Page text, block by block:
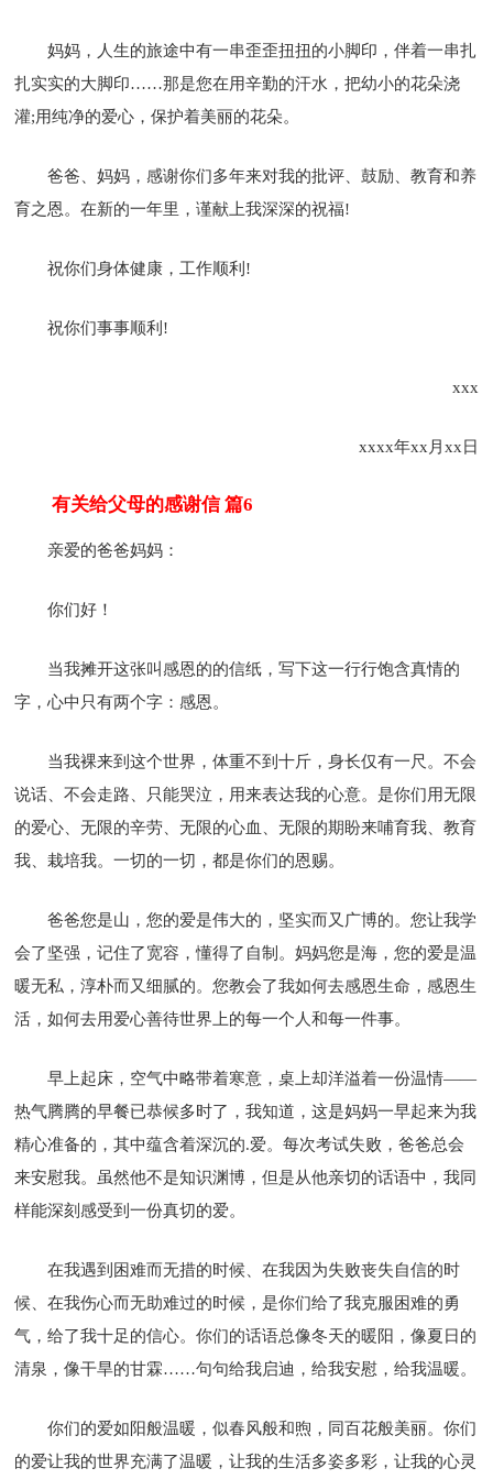
妈妈，人生的旅途中有一串歪歪扭扭的小脚印，伴着一串扎
扎实实的大脚印……那是您在用辛勤的汗水，把幼小的花朵浇
灌;用纯净的爱心，保护着美丽的花朵。
爸爸、妈妈，感谢你们多年来对我的批评、鼓励、教育和养
育之恩。在新的一年里，谨献上我深深的祝福!
祝你们身体健康，工作顺利!
祝你们事事顺利!
xxx
xxxx年xx月xx日
有关给父母的感谢信 篇6
亲爱的爸爸妈妈：
你们好！
当我摊开这张叫感恩的的信纸，写下这一行行饱含真情的
字，心中只有两个字：感恩。
当我裸来到这个世界，体重不到十斤，身长仅有一尺。不会
说话、不会走路、只能哭泣，用来表达我的心意。是你们用无限
的爱心、无限的辛劳、无限的心血、无限的期盼来哺育我、教育
我、栽培我。一切的一切，都是你们的恩赐。
爸爸您是山，您的爱是伟大的，坚实而又广博的。您让我学
会了坚强，记住了宽容，懂得了自制。妈妈您是海，您的爱是温
暖无私，淳朴而又细腻的。您教会了我如何去感恩生命，感恩生
活，如何去用爱心善待世界上的每一个人和每一件事。
早上起床，空气中略带着寒意，桌上却洋溢着一份温情——
热气腾腾的早餐已恭候多时了，我知道，这是妈妈一早起来为我
精心准备的，其中蕴含着深沉的.爱。每次考试失败，爸爸总会
来安慰我。虽然他不是知识渊博，但是从他亲切的话语中，我同
样能深刻感受到一份真切的爱。
在我遇到困难而无措的时候、在我因为失败丧失自信的时
候、在我伤心而无助难过的时候，是你们给了我克服困难的勇
气，给了我十足的信心。你们的话语总像冬天的暖阳，像夏日的
清泉，像干旱的甘霖……句句给我启迪，给我安慰，给我温暖。
你们的爱如阳般温暖，似春风般和煦，同百花般美丽。你们
的爱让我的世界充满了温暖，让我的生活多姿多彩，让我的心灵